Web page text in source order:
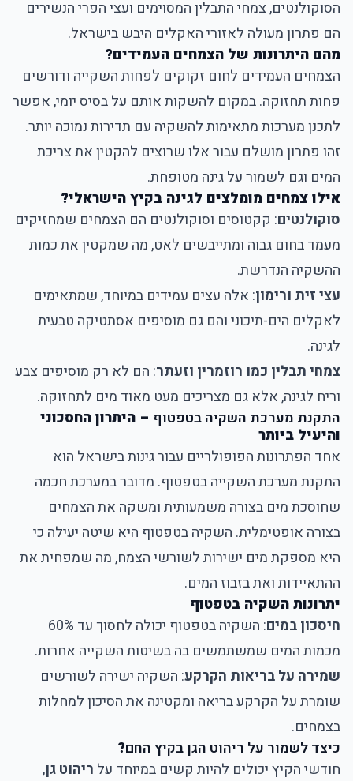
הסוקולנטים, צמחי התבלין המסוימים ועצי הפרי הנשירים
הם פתרון מעולה לאזורי האקלים היבש בישראל.
מהם היתרונות של הצמחים העמידים?
הצמחים העמידים לחום זקוקים לפחות השקייה ודורשים
פחות תחזוקה. במקום להשקות אותם על בסיס יומי, אפשר
לתכנן מערכות מתאימות להשקיה עם תדירות נמוכה יותר.
זהו פתרון מושלם עבור אלו שרוצים להקטין את צריכת
המים וגם לשמור על גינה מטופחת.
אילו צמחים מומלצים לגינה בקיץ הישראלי?
סוקולנטים: קקטוסים וסוקולנטים הם הצמחים שמחזיקים
מעמד בחום גבוה ומתייבשים לאט, מה שמקטין את כמות
ההשקיה הנדרשת.
עצי זית ורימון: אלה עצים עמידים במיוחד, שמתאימים
לאקלים הים-תיכוני והם גם מוסיפים אסתטיקה טבעית
לגינה.
צמחי תבלין כמו רוזמרין וזעתר: הם לא רק מוסיפים צבע
וריח לגינה, אלא גם מצריכים מעט מאוד מים לתחזוקה.
התקנת מערכת השקיה בטפטוף – היתרון החסכוני
והיעיל ביותר
אחד הפתרונות הפופולריים עבור גינות בישראל הוא
התקנת מערכת השקייה בטפטוף. מדובר במערכת חכמה
שחוסכת מים בצורה משמעותית ומשקה את הצמחים
בצורה אופטימלית. השקיה בטפטוף היא שיטה יעילה כי
היא מספקת מים ישירות לשורשי הצמח, מה שמפחית את
ההתאיידות ואת בזבוז המים.
יתרונות השקיה בטפטוף
חיסכון במים
: השקיה בטפטוף יכולה לחסוך עד 60%
מכמות המים שמשתמשים בה בשיטות השקייה אחרות.
שמירה על בריאות הקרקע: השקיה ישירה לשורשים
שומרת על הקרקע בריאה ומקטינה את הסיכון למחלות
בצמחים.
כיצד לשמור על ריהוט הגן בקיץ החם?
חודשי הקיץ יכולים להיות קשים במיוחד על ריהוט גן,